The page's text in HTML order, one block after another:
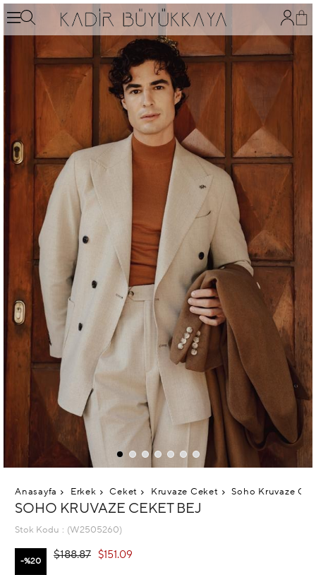
Anasayfa Erkek Ceket Kruvaze Ceket Soho Kruvaze
SOHO KRUVAZE CEKET BEJ
Stok Kodu (W2505260)
20
$188.87 $151.09